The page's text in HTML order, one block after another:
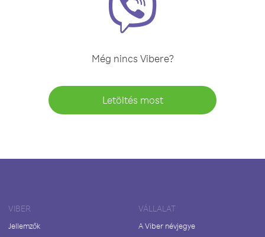
Még nincs Vibere?
Letöltés most
VIBER
Jellemzők
VÁLLALAT
A Viber névjegye